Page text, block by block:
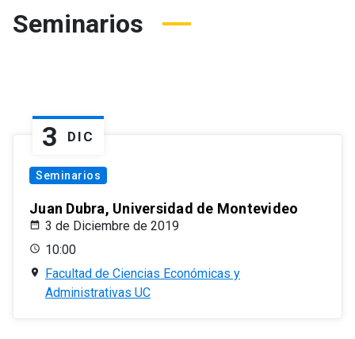
Seminarios
3 DIC
Seminarios
Juan Dubra, Universidad de Montevideo
3 de Diciembre de 2019
10:00
Facultad de Ciencias Económicas y
Administrativas UC